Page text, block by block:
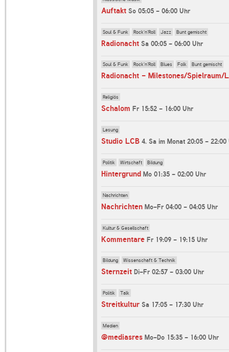
Auftakt So 05:05 - 06:00 Uhr
Soul & Funk Rock'n'Roll Jazz Bunt gemischt
Radionacht Sa 00:05 - 06:00 Uhr
Soul & Funk Rock'n'Roll Blues Folk Bunt gemischt
Religiös
Schalom Fr 15:52 - 16:00 Uhr
Lesung
Studio LCB 4. Sa im Monat 20:05 - 22:00
Politik Wirtschaft Bildung
Hintergrund Mo 01:35 - 02:00 Uhr
Nachrichten
Nachrichten Mo-Fr 04:00 - 04:05 Uhr
Kultur & Gesellschaft
Kommentare Fr 19:09 - 19:15 Uhr
Bildung Wissenschaft & Technik
Sternzeit Di-Fr 02:57 - 03:00 Uhr
Politik Talk
Streitkultur Sa 17:05 - 17:30 Uhr
Medien
@mediasres Mo-Do 15:35 - 16:00 Uhr